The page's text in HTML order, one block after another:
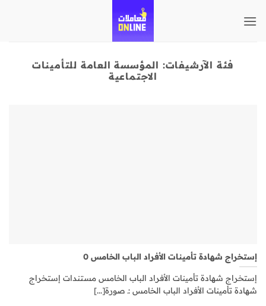
للمحتوى
فئة الآرشيفات: المؤسسة العامة للتأمينات
الاجتماعية
إستخراج شهادة تأمينات الأفراد الباب الخامس 0
إستخراج شهادة تأمينات الأفراد الباب الخامس مستندات إستخراج
شهادة تأمينات الأفراد الباب الخامس :ـ صورة[...]